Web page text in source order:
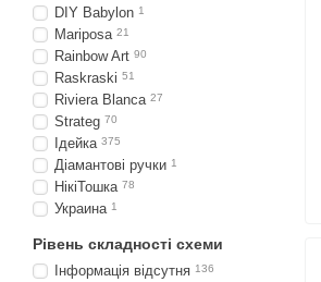
DIY Babylon 1
Mariposa 21
Rainbow Art 90
Raskraski 51
Riviera Blanca 27
Strateg 70
Ідейка 375
Діамантові ручки 1
НікіТошка 78
Украина 1
Рівень складності схеми
Інформація відсутня 136